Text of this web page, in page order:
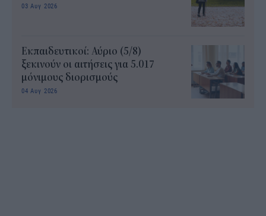
03 Αυγ 2026
Εκπαιδευτικοί: Αύριο (5/8)
ξεκινούν οι αιτήσεις για 5.017
μόνιμους διορισμούς
04 Αυγ 2026